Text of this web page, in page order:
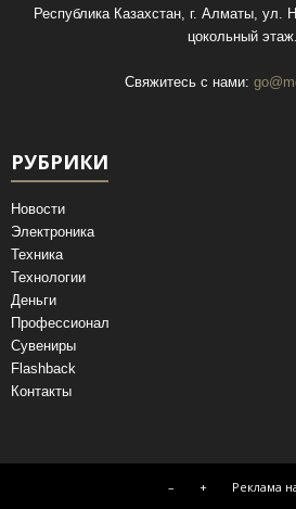
Республика Казахстан, г. Алматы, ул.
цокольный этаж.
Свяжитесь с нами:
РУБРИКИ
Новости
Электроника
Техника
Технологии
Деньги
Профессионал
Сувениры
Flashback
Контакты
– + Реклама